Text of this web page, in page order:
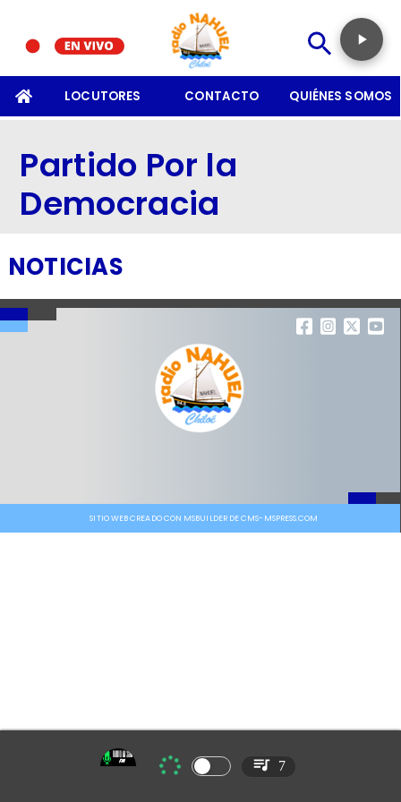
LOCUTORES CONTACTO QUIÉNES SOMOS
Partido Por la
Democracia
NOTICIAS
SITIO WEB CREADO CON MSBUILDER DE CMS-MSPRESS.COM
7